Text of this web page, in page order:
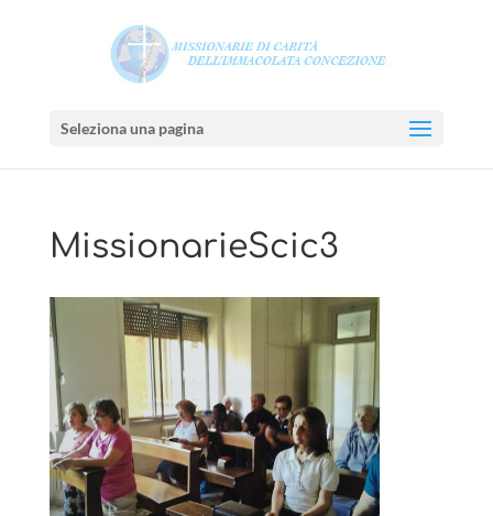
Seleziona una pagina
MissionarieScic3